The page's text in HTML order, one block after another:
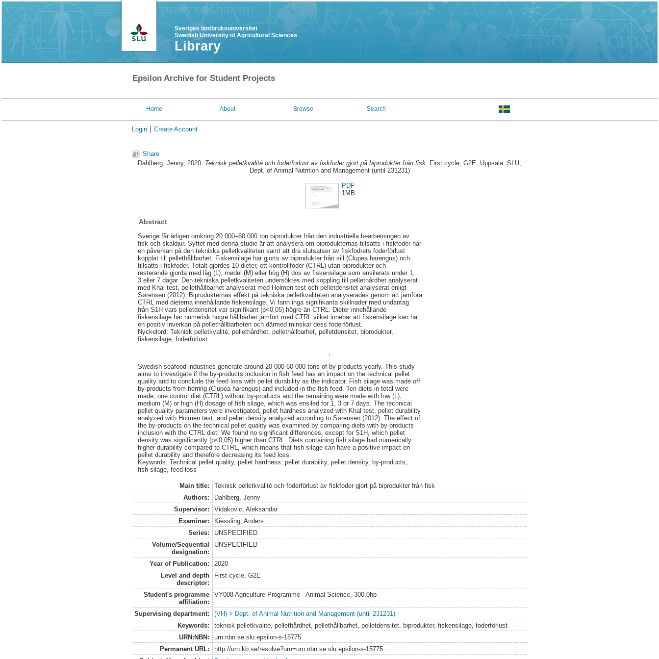
Sveriges lantbruksuniversitet
Swedish University of Agricultural Sciences
Library
Epsilon Archive for Student Projects
Home About Browse Search
Login Create Account
Share
Dahlberg, Jenny, 2020. Teknisk pelletkvalité och foderförlust av fiskfoder gjort på biprodukter från fisk. First cycle, G2E. Uppsala: SLU,
Dept. of Animal Nutrition and Management (until 231231)
PDF
1MB
Abstract
Sverige får årligen omkring 20 000–60 000 ton biprodukter från den industriella bearbetningen av
fisk och skaldjur. Syftet med denna studie är att analysera om biprodukternas tillsatts i fiskfoder har
en påverkan på den tekniska pelletkvaliteten samt att dra slutsatser av fiskfodrets foderförlust
kopplat till pellethållbarhet. Fiskensilage har gjorts av biprodukter från sill (Clupea harengus) och
tillsatts i fiskfoder. Totalt gjordes 10 dieter, ett kontrollfoder (CTRL) utan biprodukter och
resterande gjorda med låg (L), medel (M) eller hög (H) dos av fiskensilage som ensilerats under 1,
3 eller 7 dagar. Den tekniska pelletkvaliteten undersöktes med koppling till pellethårdhet analyserat
med Khal test, pellethållbarhet analyserat med Holmen test och pelletdensitet analyserat enligt
Sørensen (2012). Biprodukternas effekt på tekniska pelletkvaliteten analyserades genom att jämföra
CTRL med dieterna innehållande fiskensilage. Vi fann inga signifikanta skillnader med undantag
från S1H vars pelletdensitet var signifikant (p<0,05) högre än CTRL. Dieter innehållande
fiskensilage har numerisk högre hållbarhet jämfört med CTRL vilket innebär att fiskensilage kan ha
en positiv inverkan på pellethållbarheten och därmed minskar dess foderförlust.
Nyckelord: Teknisk pelletkvalité, pellethårdhet, pellethållbarhet, pelletdensitet, biprodukter,
fiskensilage, foderförlust
Swedish seafood industries generate around 20 000-60 000 tons of by-products yearly. This study
aims to investigate if the by-products inclusion in fish feed has an impact on the technical pellet
quality and to conclude the feed loss with pellet durability as the indicator. Fish silage was made off
by-products from herring (Clupea harengus) and included in the fish feed. Ten diets in total were
made, one control diet (CTRL) without by-products and the remaining were made with low (L),
medium (M) or high (H) dosage of fish silage, which was ensiled for 1, 3 or 7 days. The technical
pellet quality parameters were investigated, pellet hardness analyzed with Khal test, pellet durability
analyzed with Holmen test, and pellet density analyzed according to Sørensen (2012). The effect of
the by-products on the technical pellet quality was examined by comparing diets with by-products
inclusion with the CTRL diet. We found no significant differences, except for S1H, which pellet
density was significantly (p<0,05) higher than CTRL. Diets containing fish silage had numerically
higher durability compared to CTRL, which means that fish silage can have a positive impact on
pellet durability and therefore decreasing its feed loss.
Keywords: Technical pellet quality, pellet hardness, pellet durability, pellet density, by-products,
fish silage, feed loss
Main title:
Teknisk pelletkvalité och foderförlust av fiskfoder gjort på biprodukter från fisk
Authors:
Dahlberg, Jenny
Supervisor:
Vidakovic, Aleksandar
Examiner:
Kiessling, Anders
Series:
UNSPECIFIED
Volume/Sequential
designation:
UNSPECIFIED
Year of Publication:
2020
Level and depth
descriptor:
First cycle, G2E
Student's programme
affiliation:
VY008 Agriculture Programme - Animal Science, 300.0hp
Supervising department:
(VH) > Dept. of Animal Nutrition and Management (until 231231)
Keywords:
teknisk pelletkvalité, pellethårdhet, pellethållbarhet, pelletdensitet, biprodukter, fiskensilage, foderförlust
URN:NBN:
urn:nbn:se:slu:epsilon-s-15775
Permanent URL:
http://urn.kb.se/resolve?urn=urn:nbn:se:slu:epsilon-s-15775